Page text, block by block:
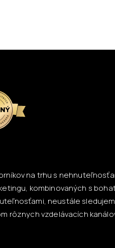
na trhu s
kombinovaných s
neustále
rôznych vzdelávacích